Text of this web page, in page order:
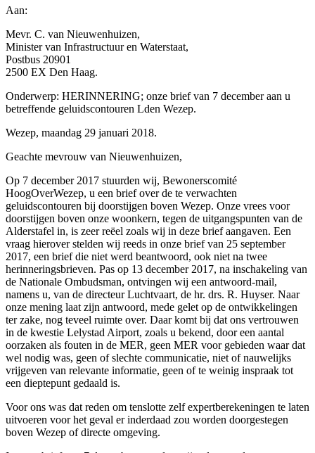
Aan:
Mevr. C. van Nieuwenhuizen,
Minister van Infrastructuur en Waterstaat,
Postbus 20901
2500 EX Den Haag.
Onderwerp: HERINNERING; onze brief van 7 december aan u
betreffende geluidscontouren Lden Wezep.
Wezep, maandag 29 januari 2018.
Geachte mevrouw van Nieuwenhuizen,
Op 7 december 2017 stuurden wij, Bewonerscomité
HoogOverWezep, u een brief over de te verwachten
geluidscontouren bij doorstijgen boven Wezep. Onze vrees voor
doorstijgen boven onze woonkern, tegen de uitgangspunten van de
Alderstafel in, is zeer reëel zoals wij in deze brief aangaven. Een
vraag hierover stelden wij reeds in onze brief van 25 september
2017, een brief die niet werd beantwoord, ook niet na twee
herinneringsbrieven. Pas op 13 december 2017, na inschakeling van
de Nationale Ombudsman, ontvingen wij een antwoord-mail,
namens u, van de directeur Luchtvaart, de hr. drs. R. Huyser. Naar
onze mening laat zijn antwoord, mede gelet op de ontwikkelingen
ter zake, nog teveel ruimte over. Daar komt bij dat ons vertrouwen
in de kwestie Lelystad Airport, zoals u bekend, door een aantal
oorzaken als fouten in de MER, geen MER voor gebieden waar dat
wel nodig was, geen of slechte communicatie, niet of nauwelijks
vrijgeven van relevante informatie, geen of te weinig inspraak tot
een dieptepunt gedaald is.
Voor ons was dat reden om tenslotte zelf expertberekeningen te laten
uitvoeren voor het geval er inderdaad zou worden doorgestegen
boven Wezep of directe omgeving.